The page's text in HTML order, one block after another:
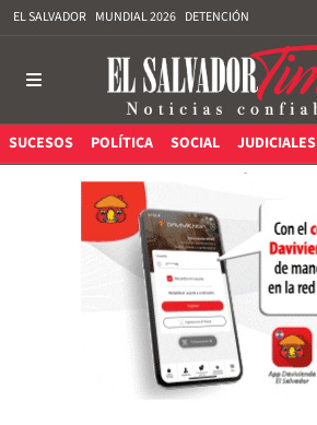
EL SALVADOR MUNDIAL 2026 DETENCIÓN
SUCESOS POLÍTICA SOCIAL JUDICIALES